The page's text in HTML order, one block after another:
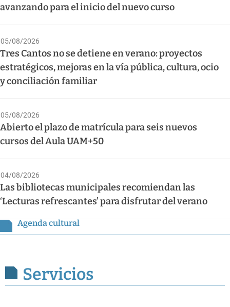
avanzando para el inicio del nuevo curso
05/08/2026
Tres Cantos no se detiene en verano: proyectos
estratégicos, mejoras en la vía pública, cultura, ocio
y conciliación familiar
05/08/2026
Abierto el plazo de matrícula para seis nuevos
cursos del Aula UAM+50
04/08/2026
Las bibliotecas municipales recomiendan las
‘Lecturas refrescantes’ para disfrutar del verano
Agenda cultural
Servicios